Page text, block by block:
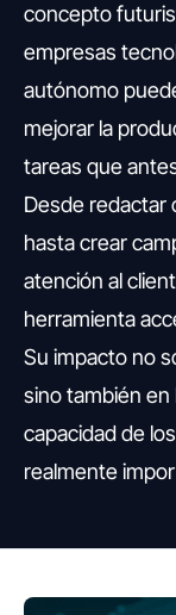
concepto
empresas
autónomo
mejorar la
tareas que
Desde redactar
hasta crear
atención al
herramienta
Su impacto no
sino también en
capacidad de
realmente